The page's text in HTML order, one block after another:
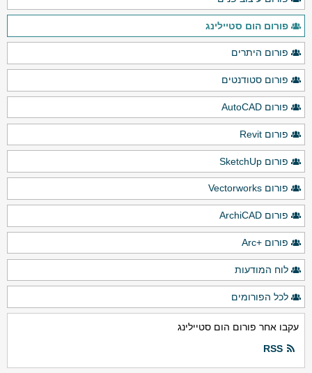
פורום הום סטיילינג
פורום היתרים
פורום סטודנטים
פורום AutoCAD
פורום Revit
פורום SketchUp
פורום Vectorworks
פורום ArchiCAD
פורום +Arc
לוח המודעות
לכל הפורומים
עקבו אחר פורום הום סטיילינג
RSS